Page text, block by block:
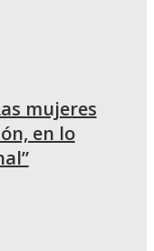
mujeres
en lo